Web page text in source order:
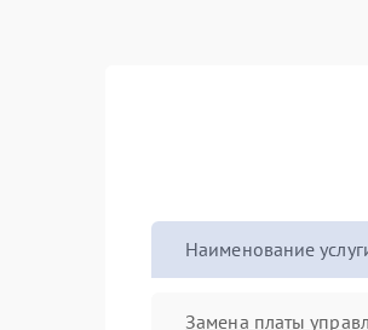
Наименование
Замена платы